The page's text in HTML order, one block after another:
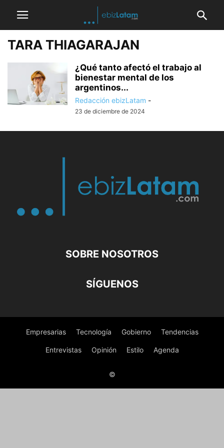
TARA THIAGARAJAN
¿Qué tanto afectó el trabajo al
bienestar mental de los
argentinos...
Redacción ebizLatam -
23 de diciembre de 2024
SOBRE NOSOTROS
SÍGUENOS
Empresarias Tecnología Gobierno Tendencias
Entrevistas Opinión Estilo Agenda
©